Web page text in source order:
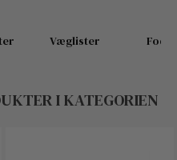
Væglister
I KATEGORIEN